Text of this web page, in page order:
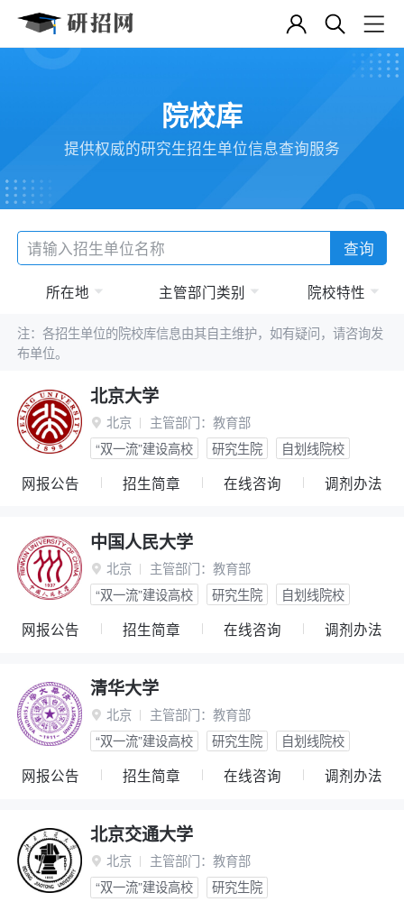
院校库
提供权威的研究生招生单位信息查询服务
查询
所在地 主管部门类别 院校特性
注：各招生单位的院校库信息由其自主维护，如有疑问，请咨询发
布单位。
北京大学
 北京 主管部门： 教育部
“双一流”建设高校
研究生院 自划线院校
网报公告 招生简章 在线咨询 调剂办法
中国人民大学
 北京 主管部门： 教育部
“双一流”建设高校
研究生院 自划线院校
网报公告 招生简章 在线咨询 调剂办法
清华大学
 北京 主管部门： 教育部
“双一流”建设高校
研究生院 自划线院校
网报公告 招生简章 在线咨询 调剂办法
北京交通大学
 北京 主管部门： 教育部
“双一流”建设高校
研究生院